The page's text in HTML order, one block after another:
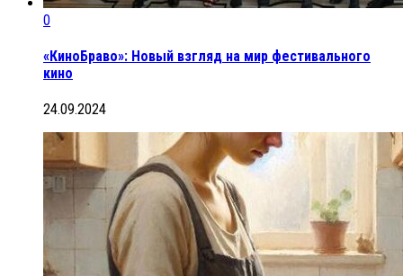
0
«КиноБраво»: Новый взгляд на мир фестивального
кино
24.09.2024